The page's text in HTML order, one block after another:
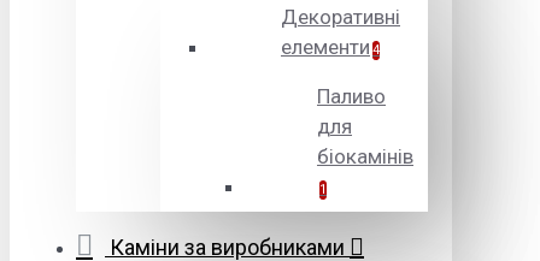
Декоративні
елементи 4
Паливо
для
біокамінів
1
Каміни за виробниками